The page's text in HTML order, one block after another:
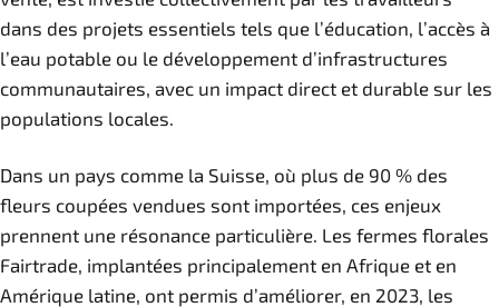
dans des projets essentiels tels que l’éducation, l’accès à
l’eau potable ou le développement d’infrastructures
communautaires, avec un impact direct et durable sur les
populations locales.
Dans un pays comme la Suisse, où plus de 90 % des
fleurs coupées vendues sont importées, ces enjeux
prennent une résonance particulière. Les fermes florales
Fairtrade, implantées principalement en Afrique et en
Amérique latine, ont permis d’améliorer, en 2023, les